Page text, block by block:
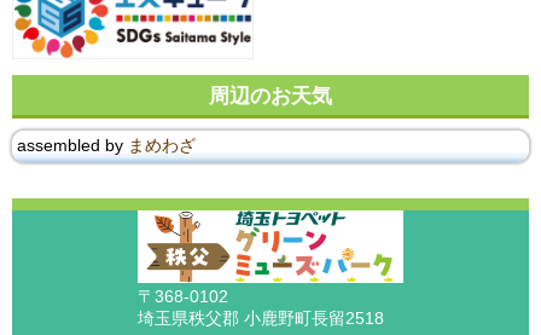
周辺のお天気
assembled by まめわざ
〒368-0102
埼玉県秩父郡 小鹿野町長留2518